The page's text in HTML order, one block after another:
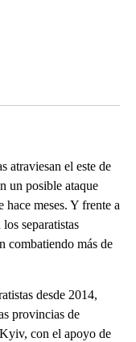
el este de
un posible ataque
hace meses. Y frente a
separatistas
combatiendo más de
desde 2014,
provincias de
con el apoyo de